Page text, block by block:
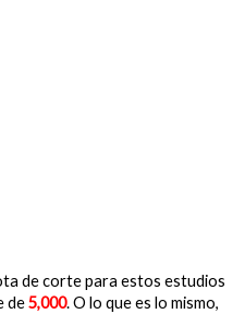
de corte para estos estudios
de5,000. O lo que es lo mismo,